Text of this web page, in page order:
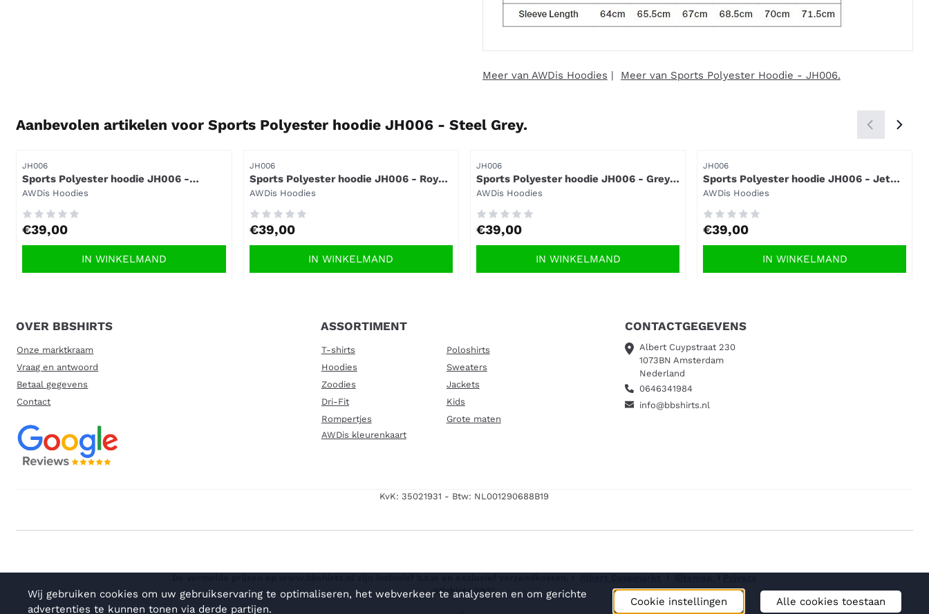
Meer van AWDis Hoodies | Meer van Sports Polyester Hoodie - JH006.
Aanbevolen artikelen voorSports Polyester hoodie JH006 - Steel Grey.
Artikelnummer
JH006
Sports Polyester hoodie JH006 -
Oxford Navy.
Merk:
AWDis Hoodies
Prijs: 39,00
€39,00
IN WINKELMAND
Artikelnummer
JH006
Sports Polyester hoodie JH006 - Royal
Blue.
Merk:
AWDis Hoodies
Prijs: 39,00
€39,00
IN WINKELMAND
Artikelnummer
JH006
Sports Polyester hoodie JH006 - Grey
Melange.
Merk:
AWDis Hoodies
Prijs: 39,00
€39,00
IN WINKELMAND
Artikelnummer
JH006
Sports Polyester hoodie JH006 - Jet
Black.
Merk:
AWDis Hoodies
Prijs: 39,00
€39,00
IN WINKELMAND
OVER BBSHIRTS
Onze marktkraam
Vraag en antwoord
Betaal gegevens
Contact
ASSORTIMENT
T-shirts
Poloshirts
Hoodies
Sweaters
Zoodies
Jackets
Dri-Fit
Kids
Rompertjes
Grote maten
AWDis kleurenkaart
CONTACTGEGEVENS
Albert Cuypstraat 230
1073BN Amsterdam
Nederland
0646341984
info@bbshirts.nl
KvK: 35021931 - Btw: NL001290688B19
BBshirts 2025
Wij gebruiken cookies om uw gebruikservaring te optimaliseren, het webverkeer te analyseren en om gerichte
advertenties te kunnen tonen via derde partijen.
Cookie instellingen Alle cookies toestaan